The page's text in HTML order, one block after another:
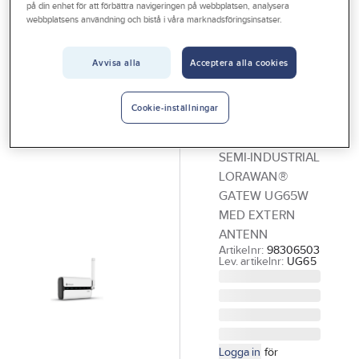
Outlet
Gelia Produkter El
Installationsmateriel 11-18
Gateway
LoRaWan
SEMI-INDUSTRIAL
LORAWAN®
GATEW UG65W
MED EXTERN
ANTENN
Artikelnr: 98306503
Lev. artikelnr: UG65
Logga in för
på din enhet för att förbättra navigeringen på webbplatsen, analysera
webbplatsens användning och bistå i våra marknadsföringsinsatser.
Avvisa alla Acceptera alla cookies
Cookie-inställningar